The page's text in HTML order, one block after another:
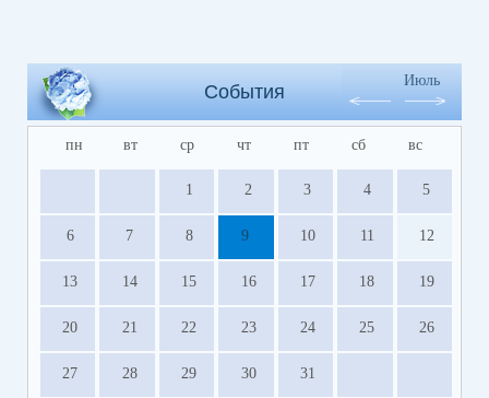
События
Июль
пн вт ср чт пт сб вс
1 2 3 4 5
6 7 8 9 10 11 12
13 14 15 16 17 18 19
20 21 22 23 24 25 26
27 28 29 30 31